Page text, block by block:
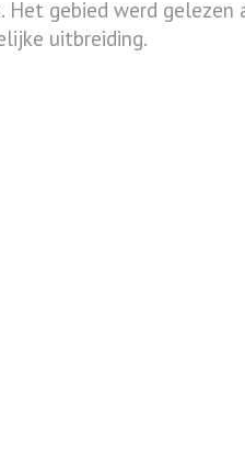
gebied werd gelezen
uitbreiding.